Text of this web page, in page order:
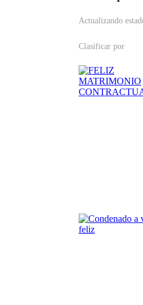
Actualizando
Clasificar por